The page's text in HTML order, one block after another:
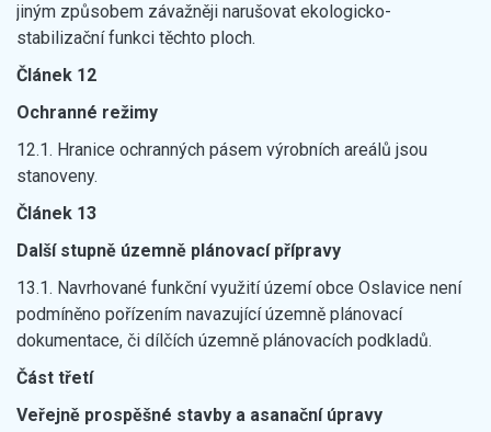
jiným způsobem závažněji narušovat ekologicko-
stabilizační funkci těchto ploch.
Článek 12
Ochranné režimy
12.1. Hranice ochranných pásem výrobních areálů jsou
stanoveny.
Článek 13
Další stupně územně plánovací přípravy
13.1. Navrhované funkční využití území obce Oslavice není
podmíněno pořízením navazující územně plánovací
dokumentace, či dílčích územně plánovacích podkladů.
Část třetí
Veřejně prospěšné stavby a asanační úpravy